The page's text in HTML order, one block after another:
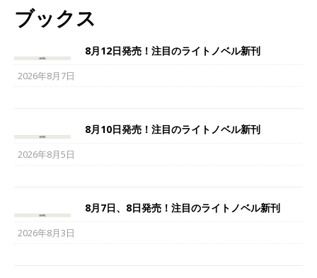
ブックス
8月12日発売！注目のライトノベル新刊
2026年8月7日
8月10日発売！注目のライトノベル新刊
2026年8月5日
8月7日、8日発売！注目のライトノベル新刊
2026年8月3日